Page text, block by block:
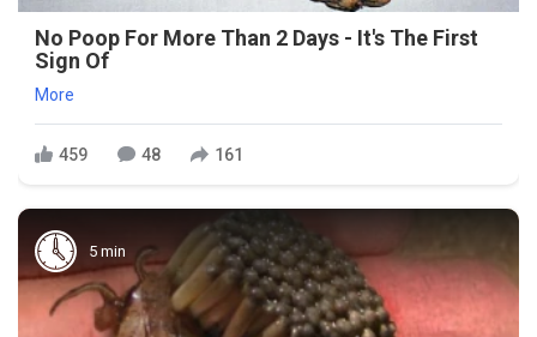
No Poop For More Than 2 Days - It's The First
Sign Of
More
459 48 161
5 min